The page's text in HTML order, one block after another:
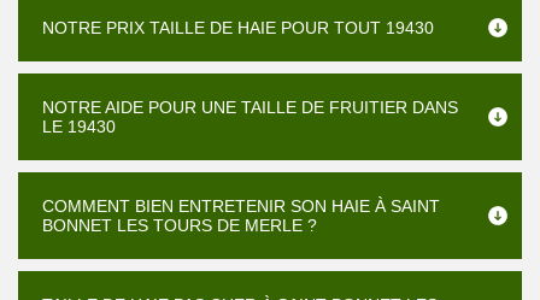
NOTRE PRIX TAILLE DE HAIE POUR TOUT 19430
NOTRE AIDE POUR UNE TAILLE DE FRUITIER DANS
LE 19430
COMMENT BIEN ENTRETENIR SON HAIE À SAINT
BONNET LES TOURS DE MERLE ?